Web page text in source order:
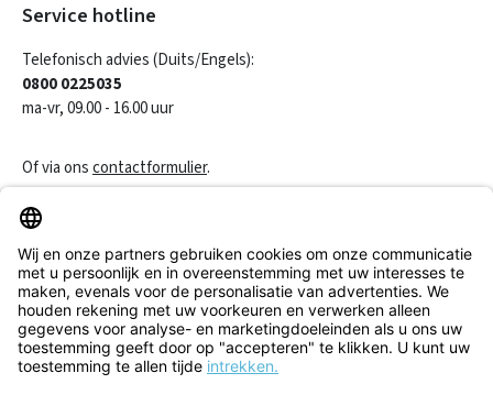
Service hotline
Telefonisch advies (Duits/Engels):
0800 0225035
ma-vr, 09.00 - 16.00 uur
Of via onscontactformulier.
Klantenservice
Informatie